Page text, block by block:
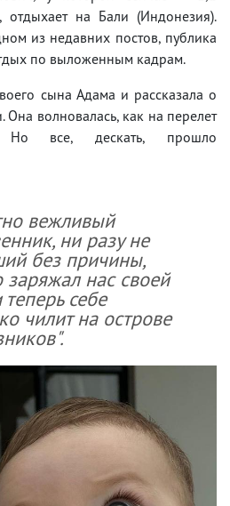
отдыхает на Бали (Индонезия).
из недавних постов, публика
по выложенным кадрам.
сына Адама и рассказала о
Она волновалась, как на перелет
Но все, дескать, прошло
вежливый
ни разу не
без причины,
заряжал нас своей
себе
чилит на острове